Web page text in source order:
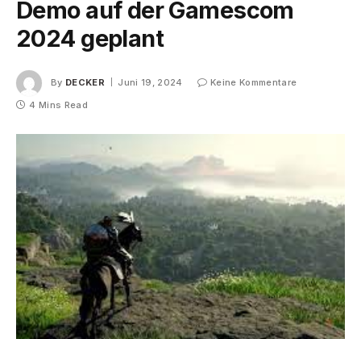
Demo auf der Gamescom
2024 geplant
By DECKER Juni 19, 2024
Keine Kommentare
4 Mins Read